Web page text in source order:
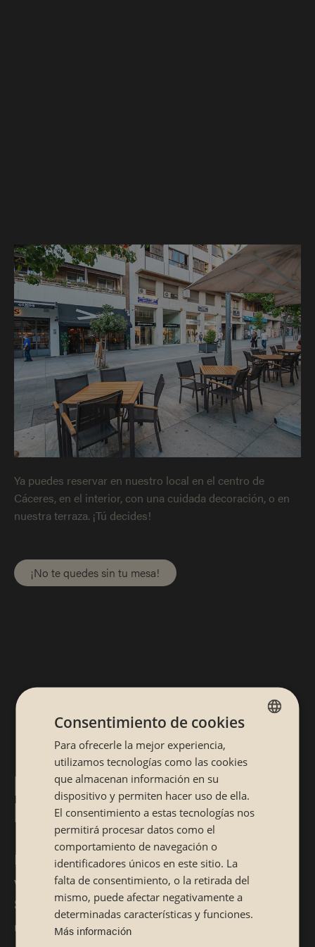
RESTAURANTE JAPONÉS
EN CÁCERES
Descubre nuestro sushi artesanal y toda una
variedad de platos de la cocina japonesa en
Sibuya Cáceres. Los mejores ingredientes con
un toque innovador que te encantará.
Ya puedes reservar en nuestro local en el centro de
Cáceres, en el interior, con una cuidada decoración, o en
nuestra terraza. ¡Tú decides!
¡No te quedes sin tu mesa!
CATALÁN
Consentimiento de cookies
Para ofrecerle la mejor experiencia,
utilizamos tecnologías como las cookies
que almacenan información en su
dispositivo y permiten hacer uso de ella.
El consentimiento a estas tecnologías nos
permitirá procesar datos como el
comportamiento de navegación o
identificadores únicos en este sitio. La
falta de consentimiento, o la retirada del
mismo, puede afectar negativamente a
determinadas características y funciones.
Más información